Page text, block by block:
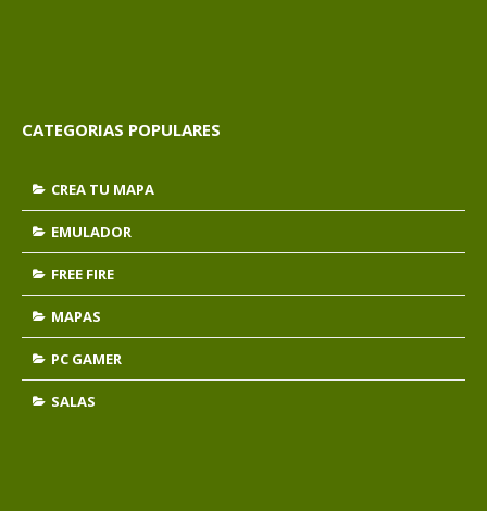
CATEGORIAS POPULARES
CREA TU MAPA
EMULADOR
FREE FIRE
MAPAS
PC GAMER
SALAS